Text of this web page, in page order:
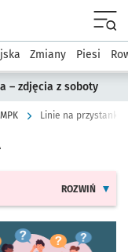
Komunikacja
Zmiany Piesi
– zdjęcia z soboty
Linie na przystanku
ROZWIŃ